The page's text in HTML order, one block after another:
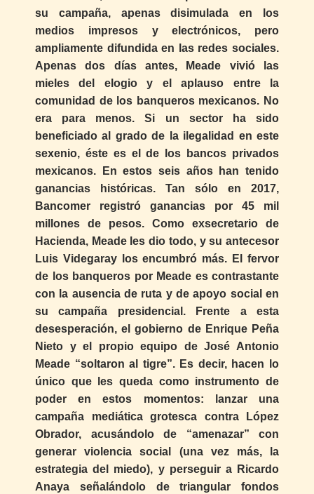
su campaña, apenas disimulada en los
medios impresos y electrónicos, pero
ampliamente difundida en las redes sociales.
Apenas dos días antes, Meade vivió las
mieles del elogio y el aplauso entre la
comunidad de los banqueros mexicanos. No
era para menos. Si un sector ha sido
beneficiado al grado de la ilegalidad en este
sexenio, éste es el de los bancos privados
mexicanos. En estos seis años han tenido
ganancias históricas. Tan sólo en 2017,
Bancomer registró ganancias por 45 mil
millones de pesos. Como exsecretario de
Hacienda, Meade les dio todo, y su antecesor
Luis Videgaray los encumbró más. El fervor
de los banqueros por Meade es contrastante
con la ausencia de ruta y de apoyo social en
su campaña presidencial. Frente a esta
desesperación, el gobierno de Enrique Peña
Nieto y el propio equipo de José Antonio
Meade “soltaron al tigre”. Es decir, hacen lo
único que les queda como instrumento de
poder en estos momentos: lanzar una
campaña mediática grotesca contra López
Obrador, acusándolo de “amenazar” con
generar violencia social (una vez más, la
estrategia del miedo), y perseguir a Ricardo
Anaya señalándolo de triangular fondos